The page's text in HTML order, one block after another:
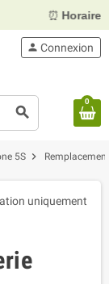
Horaires :Mardi,
search
person Connexion
0
5S chevron_right